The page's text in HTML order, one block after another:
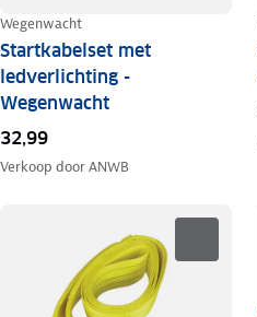
Wegenwacht
Startkabelset met
ledverlichting -
Wegenwacht
32,99
Verkoop doorANWB